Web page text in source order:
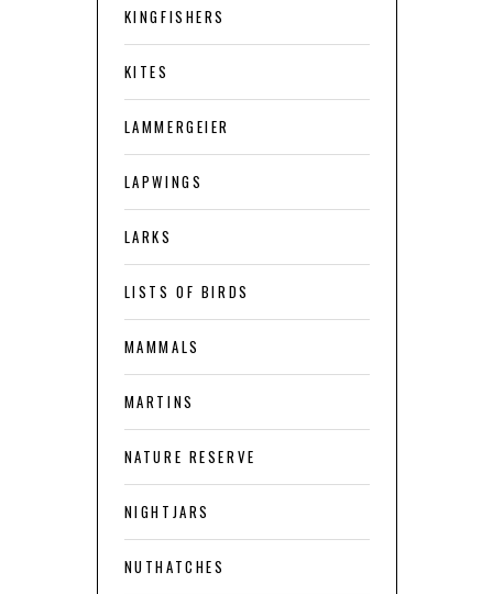
KINGFISHERS
KITES
LAMMERGEIER
LAPWINGS
LARKS
LISTS OF BIRDS
MAMMALS
MARTINS
NATURE RESERVE
NIGHTJARS
NUTHATCHES